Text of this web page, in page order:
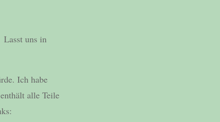
Lasst uns in
Ich habe
alle Teile